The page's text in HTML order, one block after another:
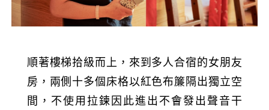
順著樓梯拾級而上，來到多人合宿的女朋友
房，兩側十多個床格以紅色布簾隔出獨立空
間，不使用拉鍊因此進出不會發出聲音干